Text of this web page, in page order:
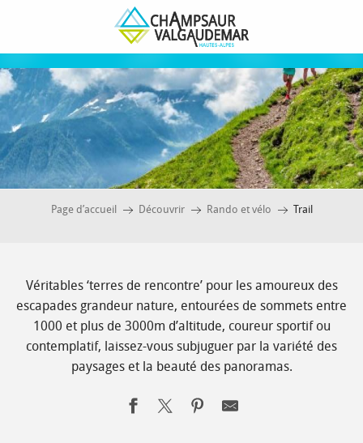
principal
Trail
Page d’accueil Découvrir Rando et vélo Trail
Véritables ‘terres de rencontre’ pour les amoureux des
escapades grandeur nature, entourées de sommets entre
1000 et plus de 3000m d’altitude, coureur sportif ou
contemplatif, laissez-vous subjuguer par la variété des
paysages et la beauté des panoramas.